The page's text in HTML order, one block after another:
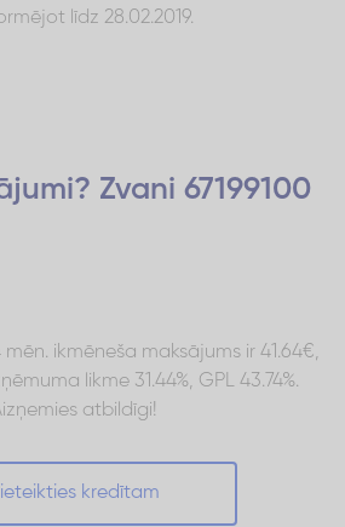
līdz 28.02.2019.
Zvani 67199100
mēn. ikmēneša maksājums ir 41.64€,
likme 31.44%, GPL 43.74%.
atbildīgi!
kredītam